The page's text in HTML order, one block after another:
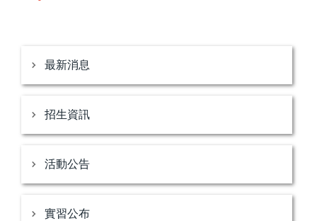
最新消息
招生資訊
活動公告
實習公布